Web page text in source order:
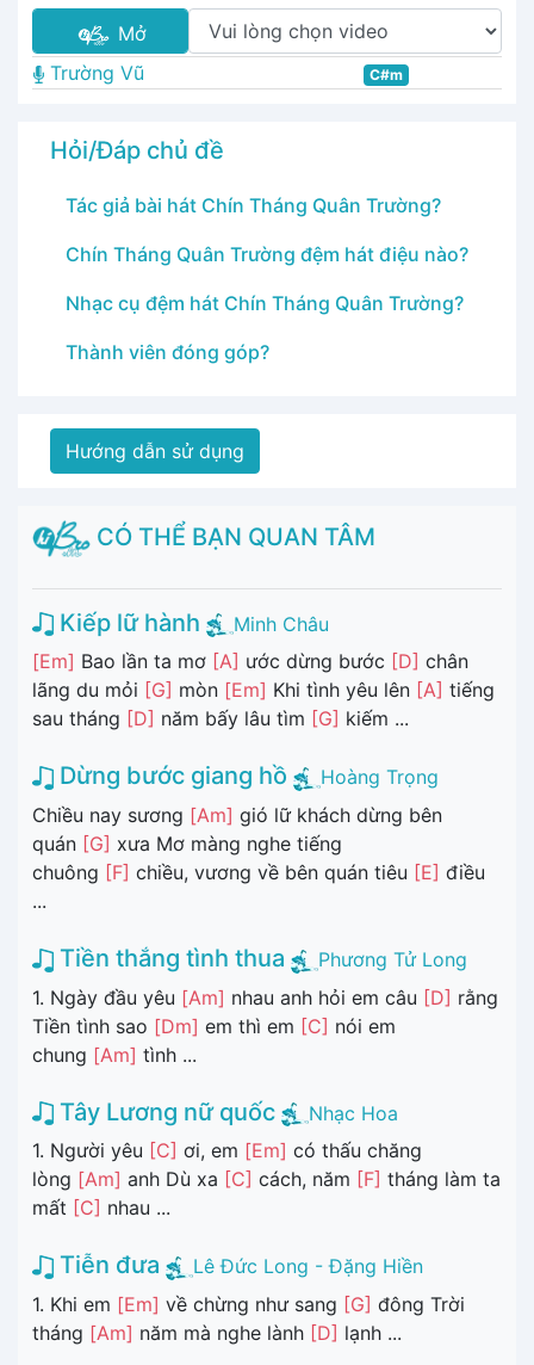
Mở
Trường Vũ
C#m
Hỏi/Đáp chủ đề
Tác giả bài hát Chín Tháng Quân Trường?
Chín Tháng Quân Trường đệm hát điệu nào?
Nhạc cụ đệm hát Chín Tháng Quân Trường?
Thành viên đóng góp?
Hướng dẫn sử dụng
CÓ THỂ BẠN QUAN TÂM
Kiếp lữ hành
Minh Châu
[Em] Bao lần ta mơ [A] ước dừng bước [D] chân
lãng du mỏi [G] mòn [Em] Khi tình yêu lên [A] tiếng
sau tháng [D] năm bấy lâu tìm [G] kiếm ...
Dừng bước giang hồ
Hoàng Trọng
Chiều nay sương [Am] gió lữ khách dừng bên
quán [G] xưa Mơ màng nghe tiếng
chuông [F] chiều, vương về bên quán tiêu [E] điều
...
Tiền thắng tình thua
Phương Tử Long
1. Ngày đầu yêu [Am] nhau anh hỏi em câu [D] rằng
Tiền tình sao [Dm] em thì em [C] nói em
chung [Am] tình ...
Tây Lương nữ quốc
Nhạc Hoa
1. Người yêu [C] ơi, em [Em] có thấu chăng
lòng [Am] anh Dù xa [C] cách, năm [F] tháng làm ta
mất [C] nhau ...
Tiễn đưa
Lê Đức Long - Đặng Hiền
1. Khi em [Em] về chừng như sang [G] đông Trời
tháng [Am] năm mà nghe lành [D] lạnh ...